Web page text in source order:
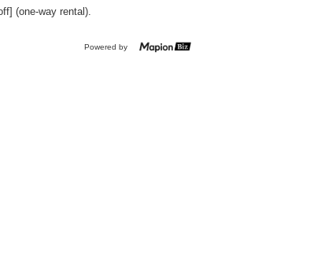
(one-way rental).
Powered by